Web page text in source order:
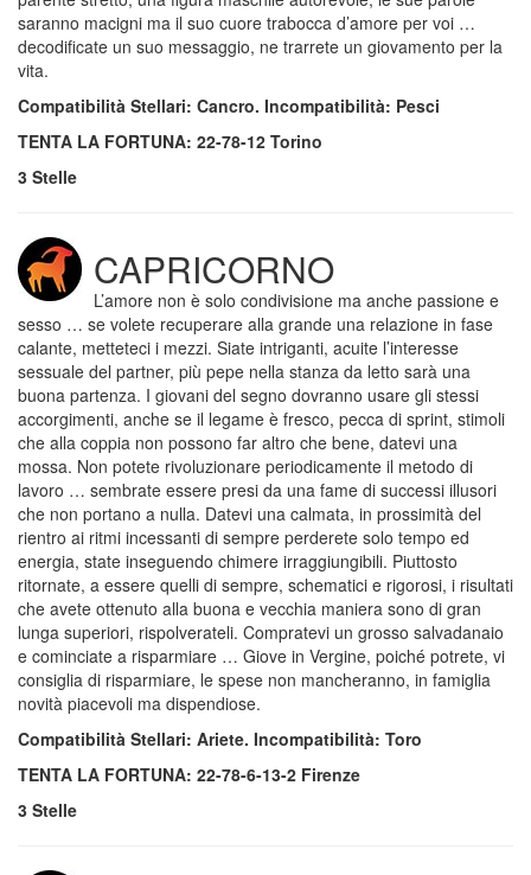
saranno macigni ma il suo cuore trabocca d’amore per voi …
decodificate un suo messaggio, ne trarrete un giovamento per la
vita.
Compatibilità Stellari: Cancro. Incompatibilità: Pesci
TENTA LA FORTUNA: 22-78-12 Torino
3 Stelle
CAPRICORNO
L’amore non è solo condivisione ma anche passione e
sesso … se volete recuperare alla grande una relazione in fase
calante, metteteci i mezzi. Siate intriganti, acuite l’interesse
sessuale del partner, più pepe nella stanza da letto sarà una
buona partenza. I giovani del segno dovranno usare gli stessi
accorgimenti, anche se il legame è fresco, pecca di sprint, stimoli
che alla coppia non possono far altro che bene, datevi una
mossa. Non potete rivoluzionare periodicamente il metodo di
lavoro … sembrate essere presi da una fame di successi illusori
che non portano a nulla. Datevi una calmata, in prossimità del
rientro ai ritmi incessanti di sempre perderete solo tempo ed
energia, state inseguendo chimere irraggiungibili. Piuttosto
ritornate, a essere quelli di sempre, schematici e rigorosi, i risultati
che avete ottenuto alla buona e vecchia maniera sono di gran
lunga superiori, rispolverateli. Compratevi un grosso salvadanaio
e cominciate a risparmiare … Giove in Vergine, poiché potrete, vi
consiglia di risparmiare, le spese non mancheranno, in famiglia
novità piacevoli ma dispendiose.
Compatibilità Stellari: Ariete. Incompatibilità: Toro
TENTA LA FORTUNA: 22-78-6-13-2 Firenze
3 Stelle